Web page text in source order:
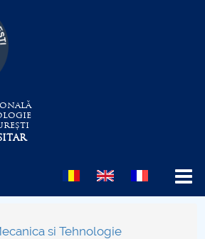
si Tehnologie